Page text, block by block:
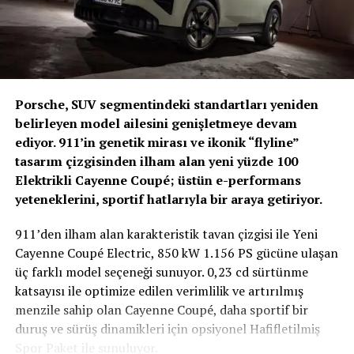
Yönetmelik Taslağı ile birlikte sektörde önemli yapısal
değişiklikler öngörülüyor. Bunların başında:
Ekspertiz raporlarının merkezi birTaşıt Ekspertiz
Tüm raporların kayıt altına alınarak izlenebilir hale
gelmesi
Standart raporlama dili ve içerik yapısının
oluşturulması
geliyor.
Bu düzenlemelerle birlikte ikinci el araç alım-satım
süreçlerinde bilgi kirliliğinin önüne geçilmesi ve tüketici
güveninin kalıcı olarak artırılması hedefleniyor.
Porsche, SUV segmentindeki standartları yeniden
belirleyen model ailesini genişletmeye devam
ediyor. 911’in genetik mirası ve ikonik “flyline”
tasarım çizgisinden ilham alan yeni yüzde 100
Elektrikli Cayenne Coupé; üstün e-performans
yeteneklerini, sportif hatlarıyla bir araya getiriyor.
911’den ilham alan karakteristik tavan çizgisi ile Yeni
Cayenne Coupé Electric, 850 kW 1.156 PS gücüne ulaşan
üç farklı model seçeneği sunuyor. 0,23 cd sürtünme
katsayısı ile optimize edilen verimlilik ve artırılmış
menzile sahip olan Cayenne Coupé, daha sportif bir
duruş ve sürüş dinamikleri için opsiyonel Hafifletilmiş
Spor Paket ile sunuluyor.